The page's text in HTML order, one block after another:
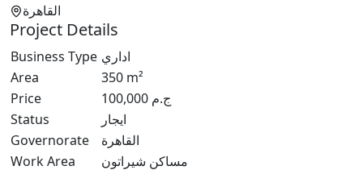
القاهرة
Project Details
Business Type اداري
Area
350 m²
Price
100,000 ج.م
Status
ايجار
Governorate
القاهرة
Work Area
مساكن شيراتون